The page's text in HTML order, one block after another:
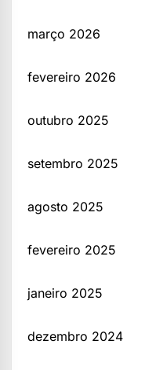
março 2026
fevereiro 2026
outubro 2025
setembro 2025
agosto 2025
fevereiro 2025
janeiro 2025
dezembro 2024